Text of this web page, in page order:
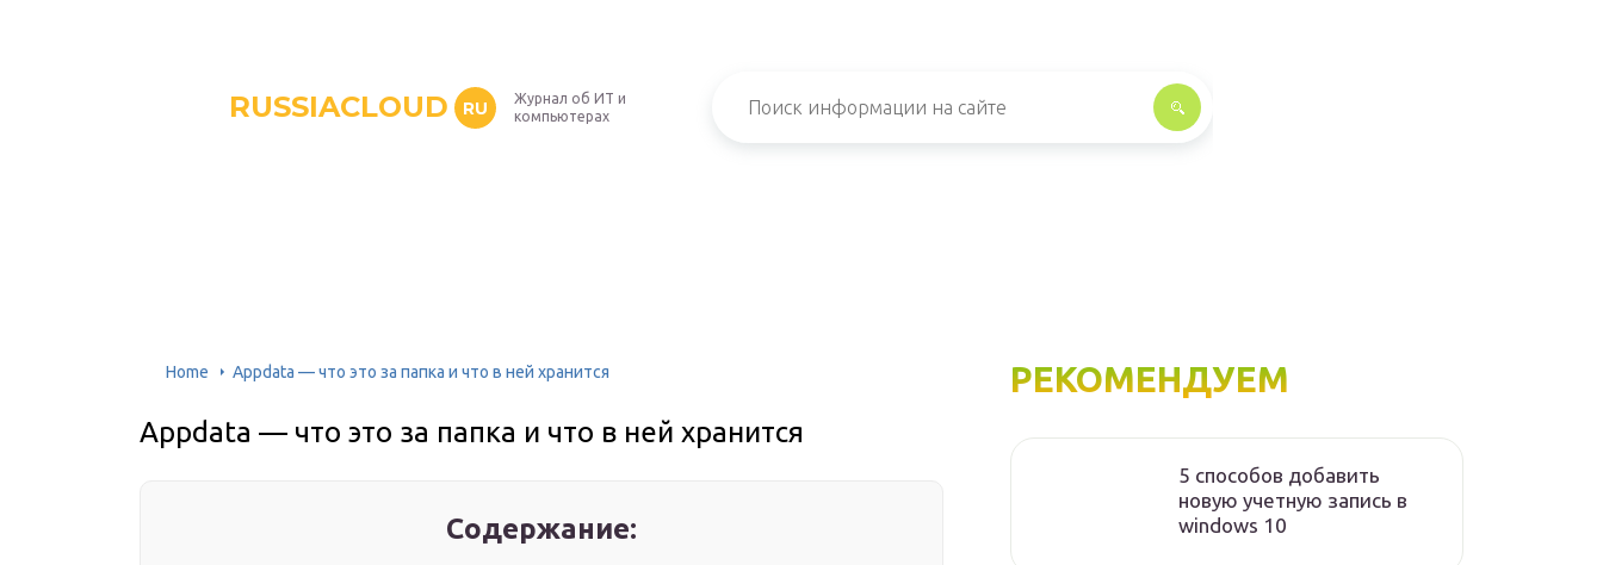
RUSSIACLOUD RU
Журнал об ИТ и
компьютерах
Home Appdata — что это за папка и что в ней хранится
Appdata — что это за папка и что в ней хранится
Содержание:
РЕКОМЕНДУЕМ
5 способов добавить
новую учетную запись в
windows 10